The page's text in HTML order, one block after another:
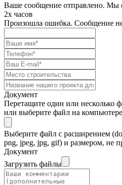
Ваше сообщение отправлено. Мы
2х часов
Произошла ошибка. Сообщение
Документ
Перетащите один или несколько
или выберите файл на компьютере
Выберите файл с расширением
png, jpeg, jpg, gif) и размером,
Документ
Загрузить файлы